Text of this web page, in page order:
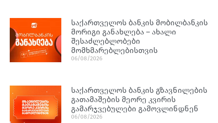
საქართველოს ბანკის მობილბანკის
მორიგი განახლება – ახალი
შესაძლებლობები
მომხმარებლებისთვის
06/08/2026
საქართველოს ბანკის გზავნილების
გათამაშების მეორე კვირის
გამარჯვებულები გამოვლინდნენ
06/08/2026